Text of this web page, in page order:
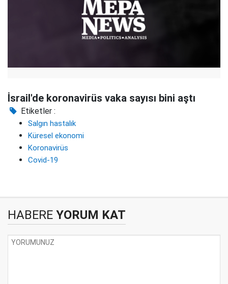
İsrail'de koronavirüs vaka sayısı bini aştı
Etiketler :
Salgın hastalık
Küresel ekonomi
Koronavirüs
Covid-19
HABERE YORUM KAT